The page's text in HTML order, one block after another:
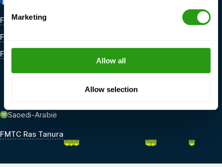
Marketing
Allow all
Allow selection
FMTC Duinkerken
FMTC Rennes
FMTC Marseille
FMTC Schiphol Amsterdam
FMTC IJmuiden
Saoedi-Arabië
FMTC Ras Tanura